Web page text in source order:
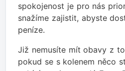
spokojenost je pro nás
snažíme zajistit, abyste
peníze.
Již nemusíte mít obavy z
pokud se s kolenem něco